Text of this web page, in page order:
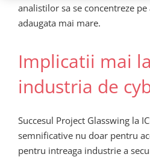
analistilor sa se concentreze
adaugata mai mare.
Implicatii mai
industria de
Succesul Project Glasswing la
semnificative nu doar pentru
pentru intreaga industrie a